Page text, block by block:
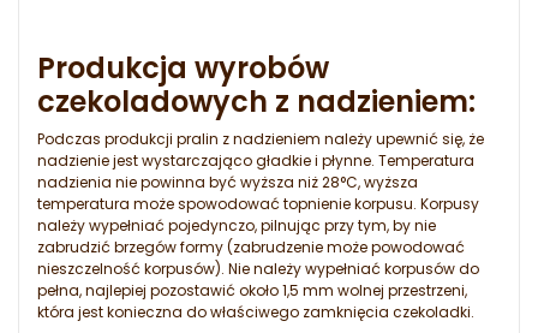
Produkcja wyrobów
czekoladowych z nadzieniem:
Podczas produkcji pralin z nadzieniem należy upewnić się, że
nadzienie jest wystarczająco gładkie i płynne. Temperatura
nadzienia nie powinna być wyższa niż 28°C, wyższa
temperatura może spowodować topnienie korpusu. Korpusy
należy wypełniać pojedynczo, pilnując przy tym, by nie
zabrudzić brzegów formy (zabrudzenie może powodować
nieszczelność korpusów). Nie należy wypełniać korpusów do
pełna, najlepiej pozostawić około 1,5 mm wolnej przestrzeni,
która jest konieczna do właściwego zamknięcia czekoladki.